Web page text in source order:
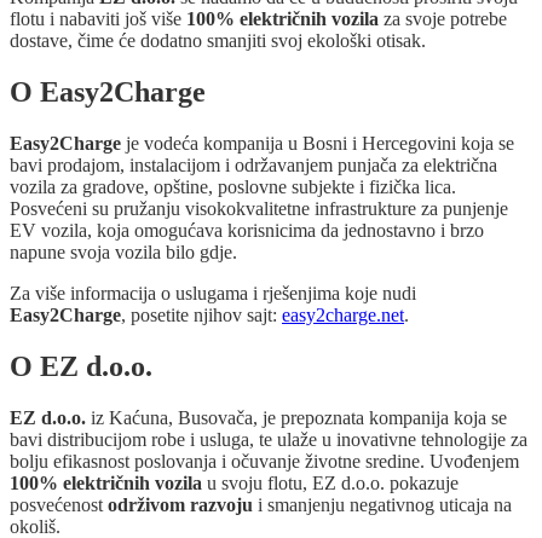
flotu i nabaviti još više 100% električnih vozila za svoje potrebe
dostave, čime će dodatno smanjiti svoj ekološki otisak.
O Easy2Charge
Easy2Charge je vodeća kompanija u Bosni i Hercegovini koja se
bavi prodajom, instalacijom i održavanjem punjača za električna
vozila za gradove, opštine, poslovne subjekte i fizička lica.
Posvećeni su pružanju visokokvalitetne infrastrukture za punjenje
EV vozila, koja omogućava korisnicima da jednostavno i brzo
napune svoja vozila bilo gdje.
Za više informacija o uslugama i rješenjima koje nudi
Easy2Charge, posetite njihov sajt: easy2charge.net.
O EZ d.o.o.
EZ d.o.o. iz Kaćuna, Busovača, je prepoznata kompanija koja se
bavi distribucijom robe i usluga, te ulaže u inovativne tehnologije za
bolju efikasnost poslovanja i očuvanje životne sredine. Uvođenjem
100% električnih vozila u svoju flotu, EZ d.o.o. pokazuje
posvećenost održivom razvoju i smanjenju negativnog uticaja na
okoliš.